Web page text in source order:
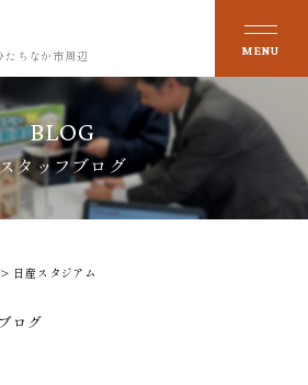
たちなか市周辺
BLOG
タッフブログ
> 日産スタジアム
ログ